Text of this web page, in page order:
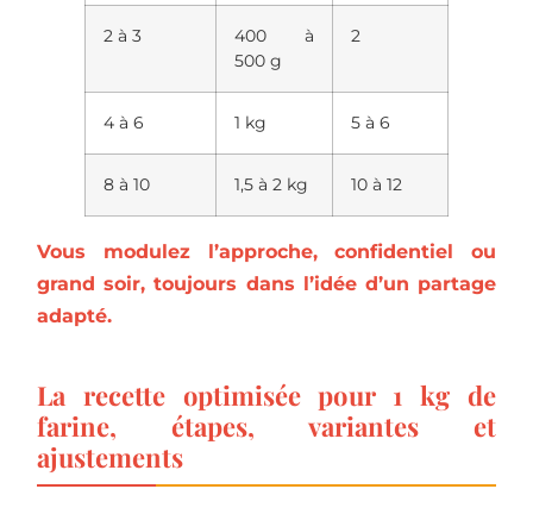
2 à 3
400 à
500 g
2
4 à 6 1 kg 5 à 6
8 à 10 1,5 à 2 kg 10 à 12
Vous modulez l’approche, confidentiel ou
grand soir, toujours dans l’idée d’un partage
adapté.
La recette optimisée pour 1 kg de
farine, étapes, variantes et
ajustements